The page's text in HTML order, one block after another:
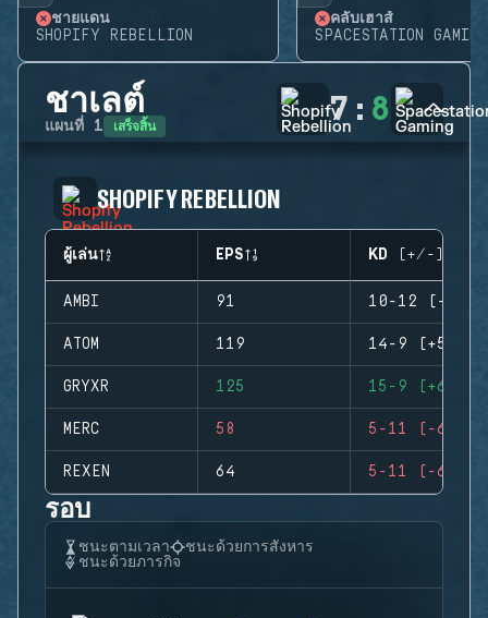
ชายแดน
SHOPIFY REBELLION
คลับเฮาส์
SPACESTATION GAMING
ชาเลต์
แผนที่ 1 เสร็จสิ้น 7 : 8
SHOPIFY REBELLION
ผู้เล่น EPS KD (+/-)
AMBI 91 10-12 (-2)
ATOM 119 14-9 (+5)
GRYXR 125 15-9 (+6)
MERC 58 5-11 (-6)
REXEN 64 5-11 (-6)
รอบ
ชนะตามเวลา
ชนะด้วยการสังหาร
ชนะด้วยภารกิจ